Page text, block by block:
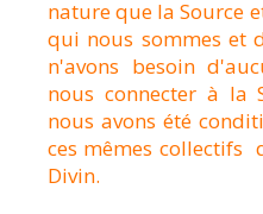
nature que la Source
qui nous sommes et
n'avons besoin
nous connecter à la
nous avons été
ces mêmes collectifs
Divin.